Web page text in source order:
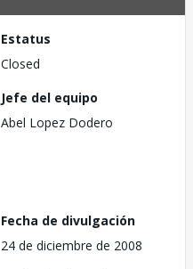
Estatus
Closed
Jefe del equipo
Abel Lopez Dodero
Fecha de divulgación
24 de diciembre de 2008